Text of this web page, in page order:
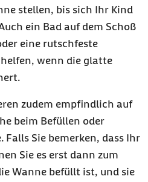
stellen, bis sich Ihr Kind
ein Bad auf dem Schoß
eine rutschfeste
wenn die glatte
zudem empfindlich auf
beim Befüllen oder
Falls Sie bemerken, dass Ihr
Sie es erst dann zum
Wanne befüllt ist, und sie